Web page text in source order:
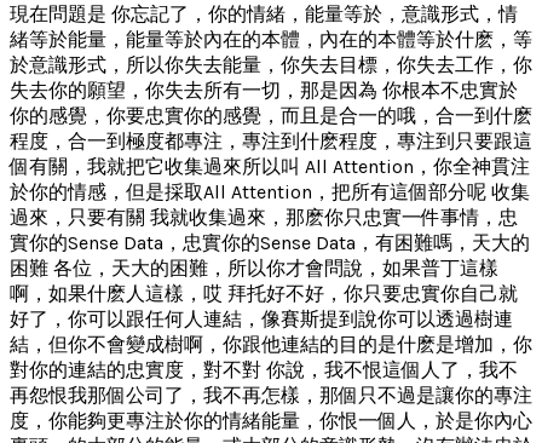
現在問題是 你忘記了，你的情緒，能量等於，意識形式，情
緒等於能量，能量等於內在的本體，內在的本體等於什麽，等
於意識形式，所以你失去能量，你失去目標，你失去工作，你
失去你的願望，你失去所有一切，那是因為 你根本不忠實於
你的感覺，你要忠實你的感覺，而且是合一的哦，合一到什麽
程度，合一到極度都專注，專注到什麽程度，專注到只要跟這
個有關，我就把它收集過來所以叫 All Attention，你全神貫注
於你的情感，但是採取All Attention，把所有這個部分呢 收集
過來，只要有關 我就收集過來，那麽你只忠實一件事情，忠
實你的Sense Data，忠實你的Sense Data，有困難嗎，天大的
困難 各位，天大的困難，所以你才會問說，如果普丁這樣
啊，如果什麽人這樣，哎 拜托好不好，你只要忠實你自己就
好了，你可以跟任何人連結，像賽斯提到說你可以透過樹連
結，但你不會變成樹啊，你跟他連結的目的是什麽是增加，你
對你的連結的忠實度，對不對 你說，我不恨這個人了，我不
再怨恨我那個公司了，我不再怎樣，那個只不過是讓你的專注
度，你能夠更專注於你的情緒能量，你恨一個人，於是你內心